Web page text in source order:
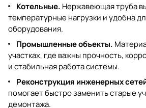
Котельные. Нержавеющая труба
температурные нагрузки и удобна
оборудования.
Промышленные объекты.
участках, где важны прочность,
и стабильная работа системы.
Реконструкция инженерных
помогает быстро заменить старые
демонтажа.